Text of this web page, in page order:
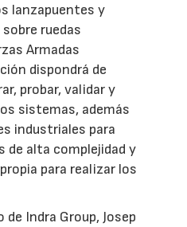
lanzapuentes y
ruedas
Armadas
dispondrá de
probar, validar y
sistemas, además
industriales para
de alta complejidad y
para realizar los
de Indra Group, Josep